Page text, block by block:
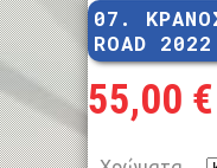
07.
ROAD 2022
55,00 €